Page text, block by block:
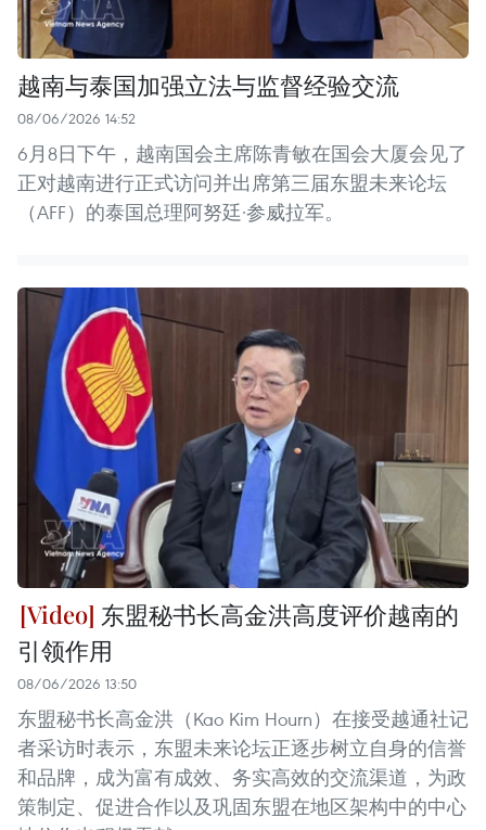
越南与泰国加强立法与监督经验交流
08/06/2026 14:52
6月8日下午，越南国会主席陈青敏在国会大厦会见了
正对越南进行正式访问并出席第三届东盟未来论坛
（AFF）的泰国总理阿努廷·参威拉军。
东盟秘书长高金洪高度评价越南的
引领作用
08/06/2026 13:50
东盟秘书长高金洪（Kao Kim Hourn）在接受越通社记
者采访时表示，东盟未来论坛正逐步树立自身的信誉
和品牌，成为富有成效、务实高效的交流渠道，为政
策制定、促进合作以及巩固东盟在地区架构中的中心